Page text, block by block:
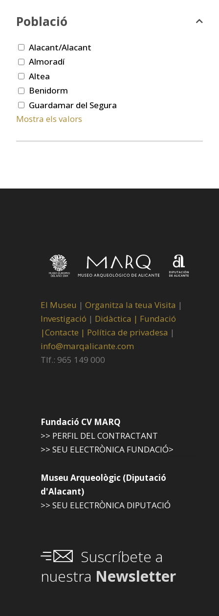
Població
Alacant/Alacant
Almoradí
Altea
Benidorm
Guardamar del Segura
Mostra els valors
El Museu | Organitza la teua Visita |
Investigació | Didàctica | Fundació
|Contacte | Política de privadesa |
info@marqalicante.com
Tlf.: 965 149 000
Fundació CV MARQ
>> PERFIL DEL CONTRACTANT
>> SEU ELECTRÒNICA FUNDACIÓ>
Museu Arqueològic (Diputació
d'Alacant)
>> SEU ELECTRÒNICA DIPUTACIÓ
Suscríbete a
nuestra Newsletter